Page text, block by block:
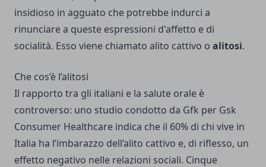
insidioso in agguato che potrebbe indurci a
rinunciare a queste espressioni d'affetto e di
socialità. Esso viene chiamato alito cattivo o alitosi.
Che cos’è l’alitosi
Il rapporto tra gli italiani e la salute orale è
controverso: uno studio condotto da Gfk per Gsk
Consumer Healthcare indica che il 60% di chi vive in
Italia ha l’imbarazzo dell’alito cattivo e, di riflesso, un
effetto negativo nelle relazioni sociali. Cinque